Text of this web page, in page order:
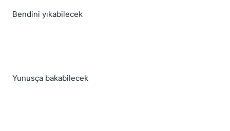
Bendini yıkabilecek
Yunusça bakabilecek